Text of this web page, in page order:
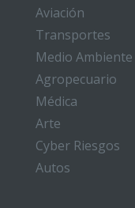
Aviación
Transportes
Medio Ambiente
Agropecuario
Médica
Arte
Cyber Riesgos
Autos